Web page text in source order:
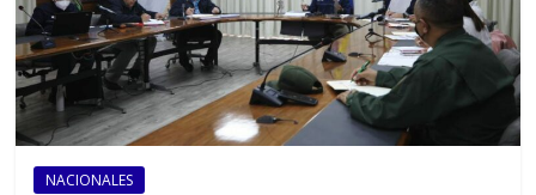
NACIONALES